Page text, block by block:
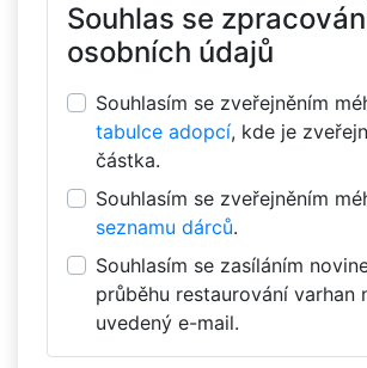
Souhlas se
osobních údajů
Souhlasím se zveřejněním
tabulce adopcí, kde je
částka.
Souhlasím se zveřejněním
seznamu dárců.
Souhlasím se zasíláním
průběhu restaurování varhan
uvedený e-mail.